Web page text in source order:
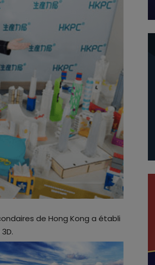
de Hong Kong a établi